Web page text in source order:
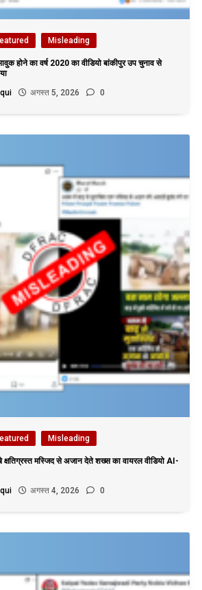
Misleading
होने का वर्ष 2020 का वीडियो बांकीपुर उप चुनाव से
अगस्त 5, 2026 0
Misleading
मस्जिद से अजान देते शख्स का वायरल वीडियो AI-
अगस्त 4, 2026 0